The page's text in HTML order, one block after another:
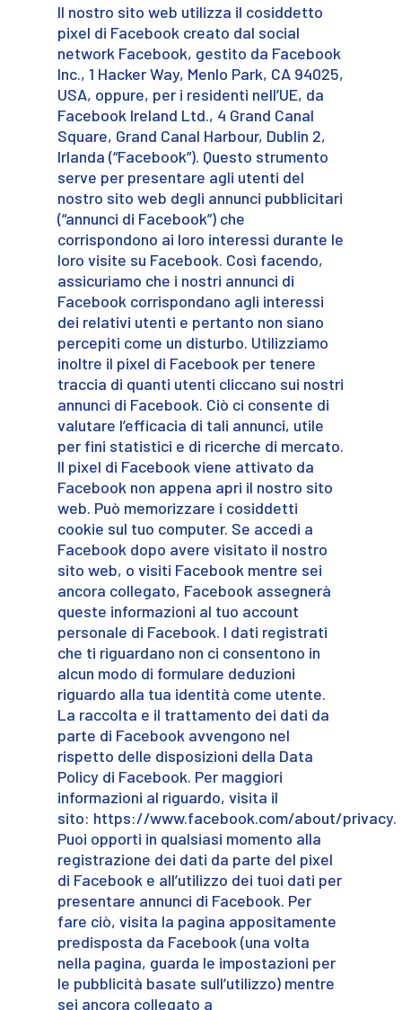
Il nostro sito web utilizza il cosiddetto
pixel di Facebook creato dal social
network Facebook, gestito da Facebook
Inc., 1 Hacker Way, Menlo Park, CA 94025,
USA, oppure, per i residenti nell’UE, da
Facebook Ireland Ltd., 4 Grand Canal
Square, Grand Canal Harbour, Dublin 2,
Irlanda (“Facebook”). Questo strumento
serve per presentare agli utenti del
nostro sito web degli annunci pubblicitari
(“annunci di Facebook”) che
corrispondono ai loro interessi durante le
loro visite su Facebook. Così facendo,
assicuriamo che i nostri annunci di
Facebook corrispondano agli interessi
dei relativi utenti e pertanto non siano
percepiti come un disturbo. Utilizziamo
inoltre il pixel di Facebook per tenere
traccia di quanti utenti cliccano sui nostri
annunci di Facebook. Ciò ci consente di
valutare l’efficacia di tali annunci, utile
per fini statistici e di ricerche di mercato.
Il pixel di Facebook viene attivato da
Facebook non appena apri il nostro sito
web. Può memorizzare i cosiddetti
cookie sul tuo computer. Se accedi a
Facebook dopo avere visitato il nostro
sito web, o visiti Facebook mentre sei
ancora collegato, Facebook assegnerà
queste informazioni al tuo account
personale di Facebook. I dati registrati
che ti riguardano non ci consentono in
alcun modo di formulare deduzioni
riguardo alla tua identità come utente.
La raccolta e il trattamento dei dati da
parte di Facebook avvengono nel
rispetto delle disposizioni della Data
Policy di Facebook. Per maggiori
informazioni al riguardo, visita il
sito: https://www.facebook.com/about/privacy.
Puoi opporti in qualsiasi momento alla
registrazione dei dati da parte del pixel
di Facebook e all’utilizzo dei tuoi dati per
presentare annunci di Facebook. Per
fare ciò, visita la pagina appositamente
predisposta da Facebook (una volta
nella pagina, guarda le impostazioni per
le pubblicità basate sull’utilizzo) mentre
sei ancora collegato a